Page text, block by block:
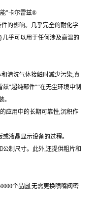
"卡尔雷兹®
的影响。几乎完全的耐化学
乎可以用于任何涉及高温的
清洗气体接触时减少污染,真
"超纯部件"“在无尘环境中制
。
应用中的长期可靠性,沉积作
液晶显示设备的过程。
公制尺寸。此外,还提供粗片和
个晶圆,无需更换喷嘴阀密